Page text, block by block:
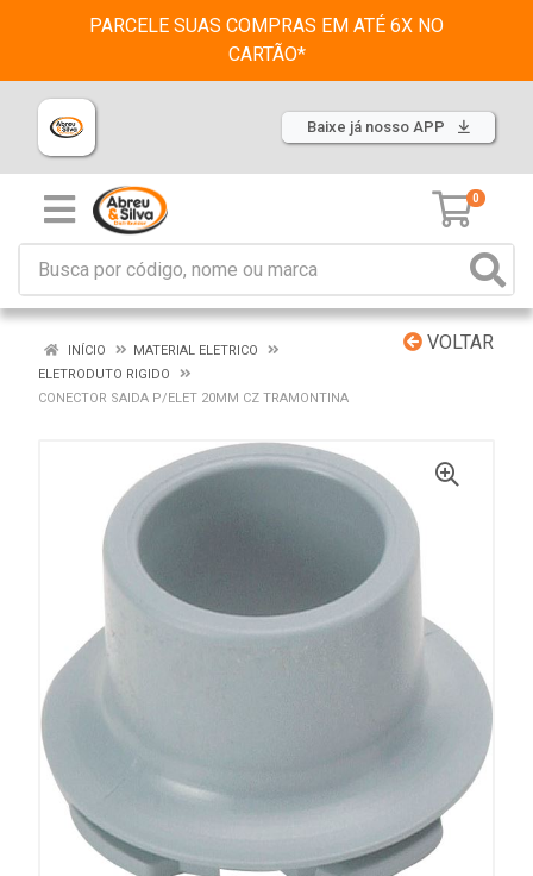
PARCELE SUAS COMPRAS EM ATÉ 6X NO
CARTÃO*
Baixe já nosso APP
0
VOLTAR
INÍCIO
MATERIAL ELETRICO
ELETRODUTO RIGIDO
CONECTOR SAIDA P/ELET 20MM CZ TRAMONTINA